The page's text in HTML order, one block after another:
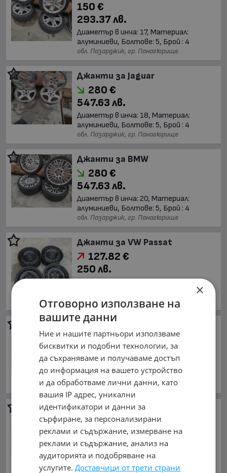
150 €
293.37 лв.
Диаметър в инча: 17, Материал:
алуминиеви, Болтове: 5, Брой : 4
обл. Пазарджик, гр. Панагюрище
Джанти за Jaguar
280 €
547.63 лв.
Диаметър в инча: 18, Материал:
алуминиеви, Болтове: 5, Брой : 4
обл. Пазарджик, гр. Панагюрище
Джанти за BMW
280 €
547.63 лв.
Диаметър в инча: 20, Материал:
алуминиеви, Болтове: 5, Брой : 4
обл. Пазарджик, гр. Панагюрище
Джанти за VW Passat
127.82 €
250 лв.
Диаметър в инча: 16, Материал:
обл. Пазарджик, гр. Панагюрище
Джанти за Mini Cooper
127.82 €
250 лв.
Диаметър в инча: 17, Материал:
алуминиеви, Болтове: 4, Брой : 4
обл. Пазарджик, гр. Панагюрище
Джанти за Mercedes-Benz
25.56 €
50 лв.
Диаметър в инча: 17, Материал:
други, Болтове: 5, Брой : 2
обл. Пазарджик, гр. Панагюрище
×
Отговорно използване на
вашите данни
Ние и нашите партньори използваме
бисквитки и подобни технологии, за
да съхраняваме и получаваме достъп
до информация на вашето устройство
и да обработваме лични данни, като
вашия IP адрес, уникални
идентификатори и данни за
сърфиране, за персонализирани
реклами и съдържание, измерване на
реклами и съдържание, анализ на
аудиторията и подобряване на
услугите.Доставчици от трети страни